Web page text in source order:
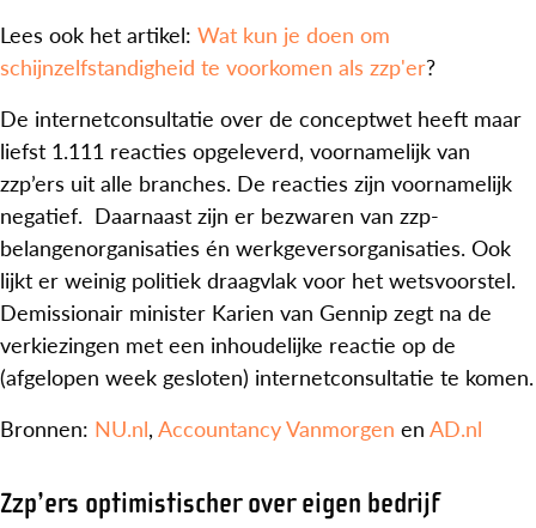
Lees ook het artikel: Wat kun je doen om
schijnzelfstandigheid te voorkomen als zzp'er?
De internetconsultatie over de conceptwet heeft maar
liefst 1.111 reacties opgeleverd, voornamelijk van
zzp’ers uit alle branches. De reacties zijn voornamelijk
negatief. Daarnaast zijn er bezwaren van zzp-
belangenorganisaties én werkgeversorganisaties. Ook
lijkt er weinig politiek draagvlak voor het wetsvoorstel.
Demissionair minister Karien van Gennip zegt na de
verkiezingen met een inhoudelijke reactie op de
(afgelopen week gesloten) internetconsultatie te komen.
Bronnen: NU.nl,Accountancy Vanmorgen en AD.nl
Zzp’ers optimistischer over eigen bedrijf